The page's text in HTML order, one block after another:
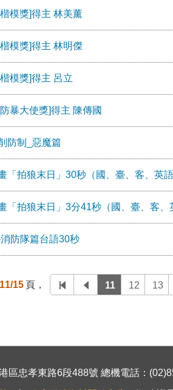
模獎]得主 林美薰
模獎]得主 林明傑
模獎]得主 呂立
暴大使獎]得主 陳傳國
防制_惡魔篇
「拍狼末日」30秒（國、臺、客、英
「拍狼末日」3分41秒（國、臺、客
防隊篇台語30秒
11/15 頁， 11 12 13
區忠孝東路6段488號 總機電話：